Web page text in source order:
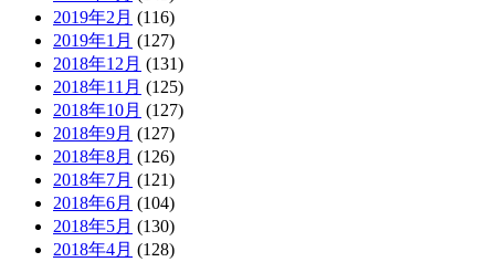
2019年2月 (116)
2019年1月 (127)
2018年12月 (131)
2018年11月 (125)
2018年10月 (127)
2018年9月 (127)
2018年8月 (126)
2018年7月 (121)
2018年6月 (104)
2018年5月 (130)
2018年4月 (128)